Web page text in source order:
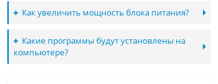
Как увеличить мощность блока питания?
Какие программы будут установлены на
компьютере?